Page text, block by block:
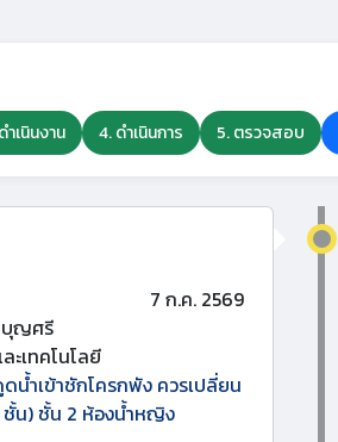
เนินงาน 4. ดำเนินการ 5. ตรวจสอบ
7 ก.ค. 2569
บุญศรี
เทคโนโลยี
ำเข้าชักโครกพัง ควรเปลี่ยน
ชั้น) ชั้น 2 ห้องน้ำหญิง